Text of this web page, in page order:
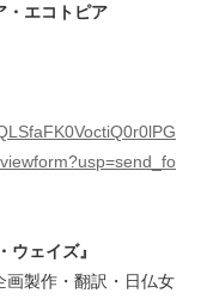
・エコトピア
ェイズ』
画製作・翻訳・日仏女